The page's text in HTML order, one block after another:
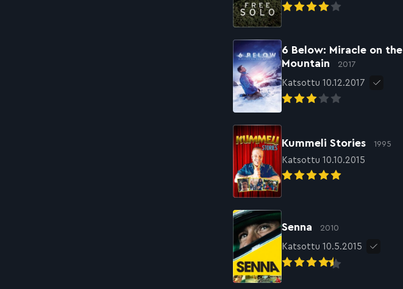
6 Below: Miracle on the
Mountain
2017
Katsottu 10.12.2017
Kummeli Stories 1995
Katsottu 10.10.2015
Senna 2010
Katsottu 10.5.2015